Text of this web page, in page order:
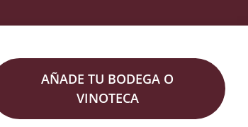
AÑADE TU BODEGA O
VINOTECA